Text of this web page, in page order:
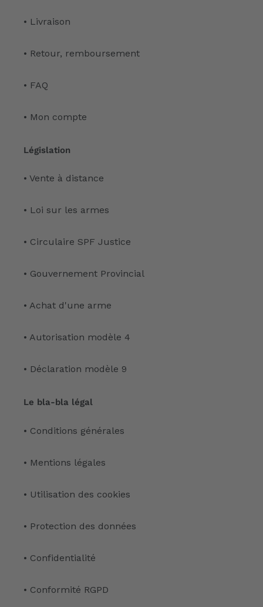
• Livraison
• Retour, remboursement
• FAQ
• Mon compte
Législation
• Vente à distance
• Loi sur les armes
• Circulaire SPF Justice
• Gouvernement Provincial
• Achat d'une arme
• Autorisation modèle 4
• Déclaration modèle 9
Le bla-bla légal
• Conditions générales
• Mentions légales
• Utilisation des cookies
• Protection des données
• Confidentialité
• Conformité RGPD